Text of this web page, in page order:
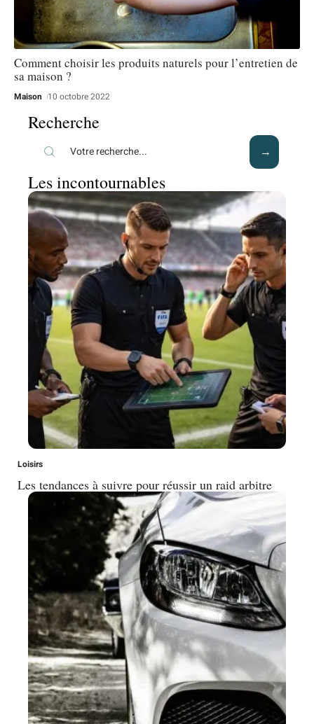
Comment choisir les produits naturels pour l’entretien de
sa maison ?
Maison 10 octobre 2022
Recherche
Les incontournables
Loisirs
Les tendances à suivre pour réussir un raid arbitre